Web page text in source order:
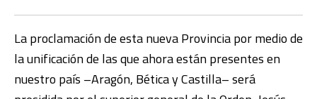
La proclamación de esta nueva Provincia por medio de
la unificación de las que ahora están presentes en
nuestro país –Aragón, Bética y Castilla– será